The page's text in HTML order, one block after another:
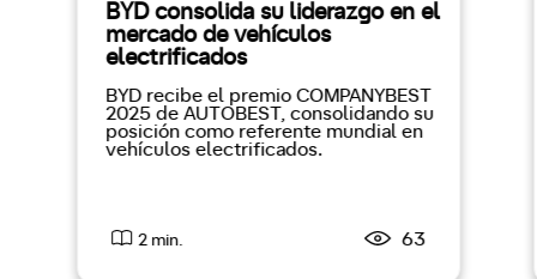
BYD consolida su liderazgo en el
mercado de vehículos
electrificados
BYD recibe el premio COMPANYBEST
2025 de AUTOBEST, consolidando su
posición como referente mundial en
vehículos electrificados.
2 min. 63